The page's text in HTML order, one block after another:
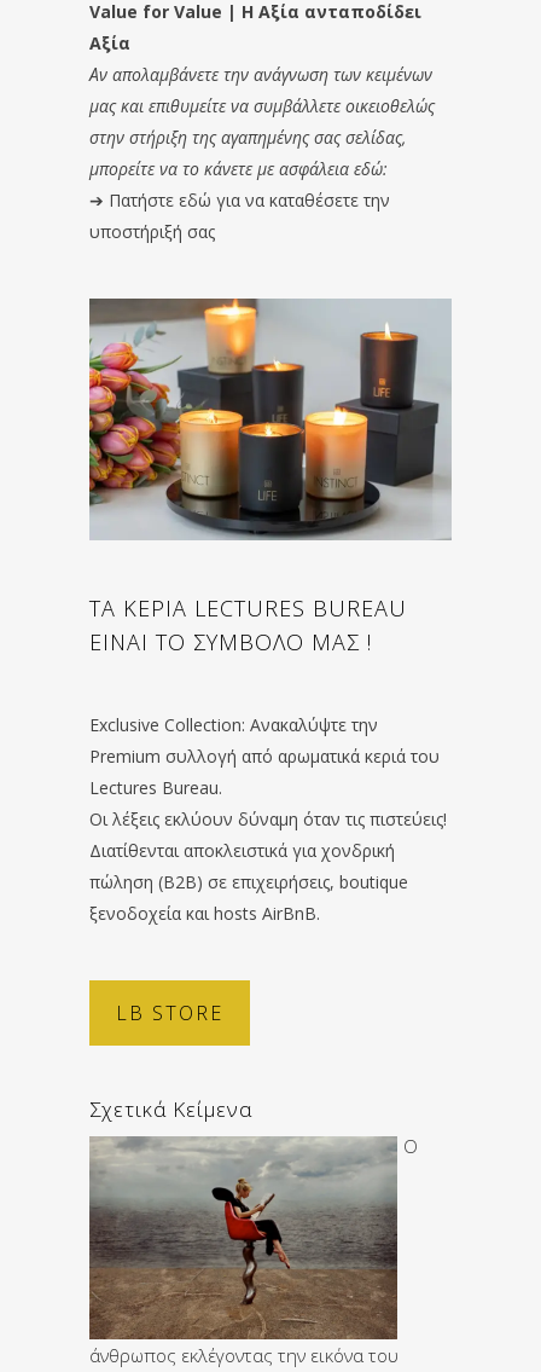
Value for Value | Η Αξία ανταποδίδει
Αξία
Αν απολαμβάνετε την ανάγνωση των κειμένων
μας και επιθυμείτε να συμβάλλετε οικειοθελώς
στην στήριξη της αγαπημένης σας σελίδας,
μπορείτε να το κάνετε με ασφάλεια εδώ:
➔ Πατήστε εδώ για να καταθέσετε την
υποστήριξή σας
ΤΑ ΚΕΡΙΑ LECTURES BUREAU
ΕΙΝΑΙ ΤΟ ΣΥΜΒΟΛΟ ΜΑΣ !
Exclusive Collection: Ανακαλύψτε την
Premium συλλογή από αρωματικά κεριά του
Lectures Bureau.
Οι λέξεις εκλύουν δύναμη όταν τις πιστεύεις!
Διατίθενται αποκλειστικά για χονδρική
πώληση (B2B) σε επιχειρήσεις, boutique
ξενοδοχεία και hosts AirBnB.
LB STORE
Σχετικά Κείμενα
Ο
άνθρωπος εκλέγοντας την εικόνα του